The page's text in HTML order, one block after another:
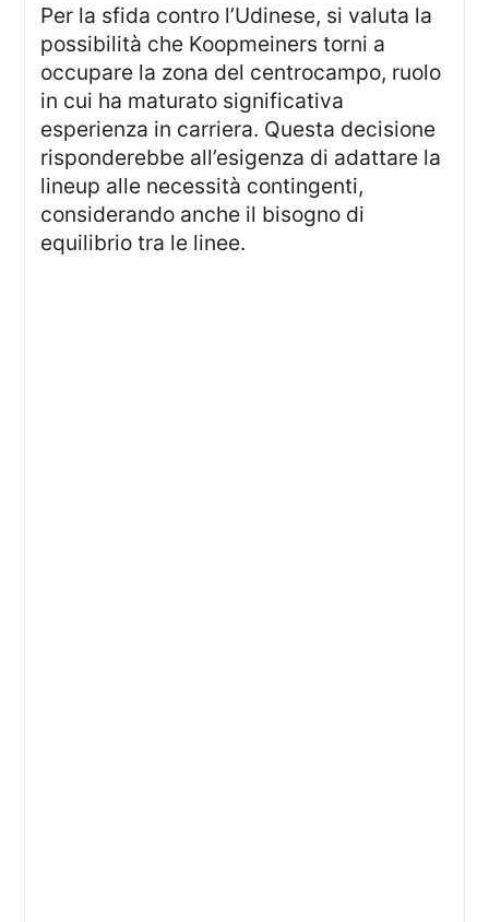
Per la sfida contro l’Udinese, si valuta la
possibilità che Koopmeiners torni a
occupare la zona del centrocampo, ruolo
in cui ha maturato significativa
esperienza in carriera. Questa decisione
risponderebbe all’esigenza di adattare la
lineup alle necessità contingenti,
considerando anche il bisogno di
equilibrio tra le linee.